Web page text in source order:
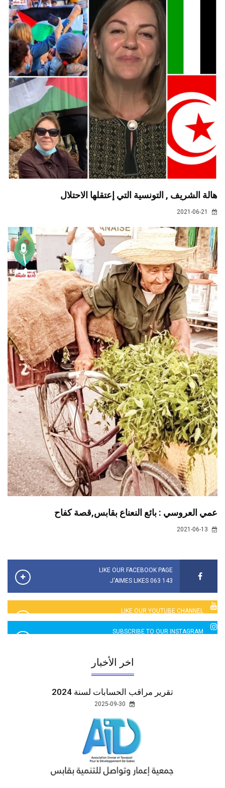
هالة الشريف , التونسية التي إعتقلها الاحتلال
عمي العروسي : بائع النعناع بقابس,قصة كفاح
LIKE OUR FACEBOOK PAGE
143 063 J'AIMES LIKES
LIKE OUR YOUTUBE CHANNEL
2760 LIKES
SUBSCRIBE TO OUR INSTAGRAM
اخر الأخبار
تقرير مراقب الحسابات لسنة 2024